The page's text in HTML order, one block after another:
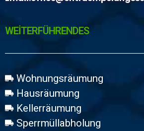
WEİTERFÜHRENDES
Wohnungsräumung
Hausräumung
Kellerräumung
Sperrmüllabholung